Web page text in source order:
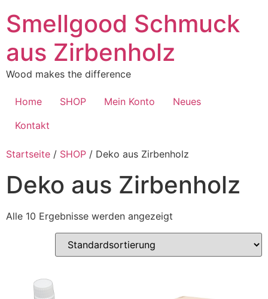
Inhalt
springen
Smellgood Schmuck
aus Zirbenholz
Wood makes the difference
Home SHOP Mein Konto
Neues
Kontakt
Startseite / SHOP / Deko aus Zirbenholz
Deko aus Zirbenholz
Alle 10 Ergebnisse werden angezeigt